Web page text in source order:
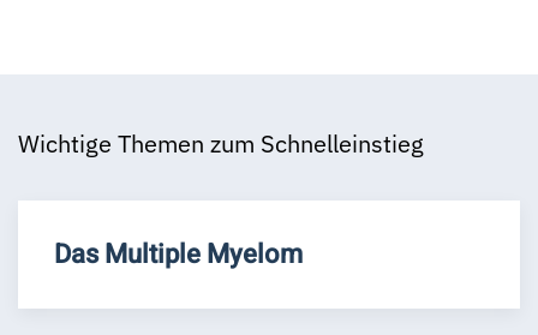
Wichtige Themen zum Schnelleinstieg
Das Multiple Myelom